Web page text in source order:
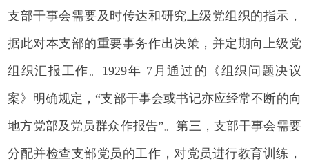
支部干事会需要及时传达和研究上级党组织的指示，
据此对本支部的重要事务作出决策，并定期向上级党
组织汇报工作。1929年 7月通过的《组织问题决议
案》明确规定，“支部干事会或书记亦应经常不断的向
地方党部及党员群众作报告”。第三，支部干事会需要
分配并检查支部党员的工作，对党员进行教育训练，